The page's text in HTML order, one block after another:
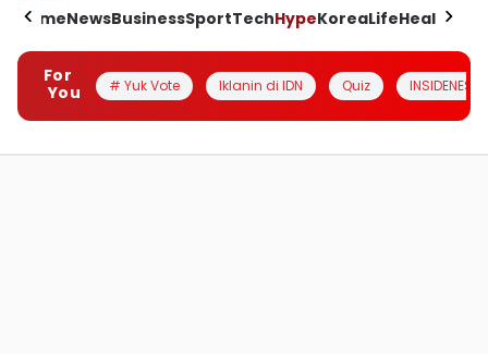
HomeNewsBusinessSportTechHypeKoreaLifeHealth
For
You
# Yuk Vote Iklanin di IDN Quiz INSIDENESIA